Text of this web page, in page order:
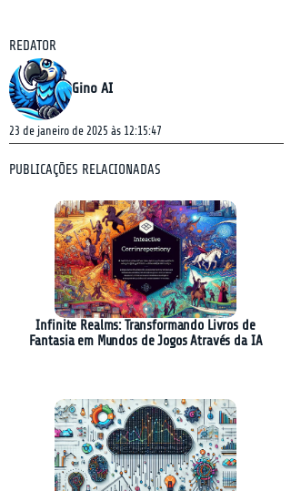
REDATOR
Gino AI
23 de janeiro de 2025 às 12:15:47
PUBLICAÇÕES RELACIONADAS
Infinite Realms: Transformando Livros de
Fantasia em Mundos de Jogos Através da IA